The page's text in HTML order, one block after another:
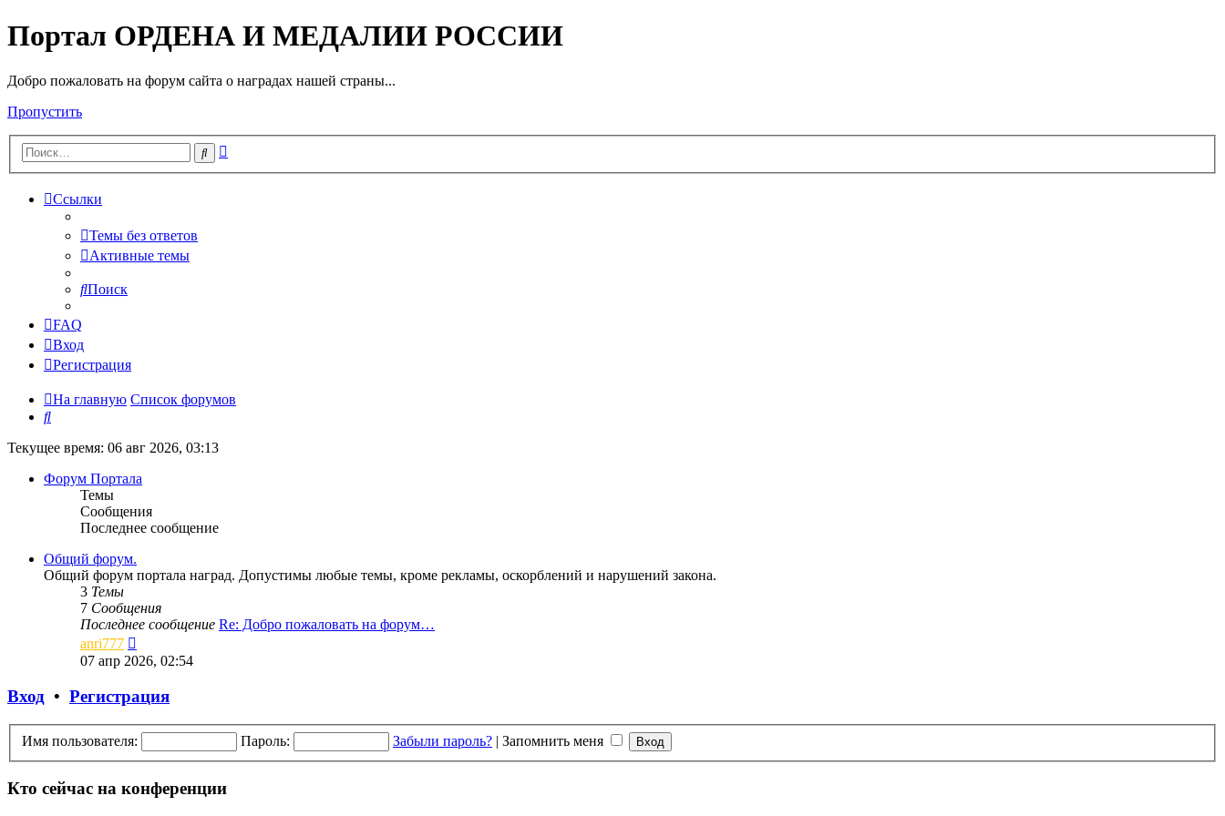
Портал ОРДЕНА И МЕДАЛИИ РОССИИ
Добро пожаловать на форум сайта о наградах нашей страны...
Пропустить
Поиск
Ссылки
Темы без ответов
Активные темы
Поиск
FAQ
Вход
Регистрация
На главную Список форумов
Поиск
Текущее время: 06 авг 2026, 03:13
Форум Портала
Темы
Сообщения
Последнее сообщение
Общий форум.
Общий форум портала наград. Допустимы любые темы, кроме рекламы, оскорблений и нарушений закона.
3 Темы
7 Сообщения
Последнее сообщение Re: Добро пожаловать на форум…
anri777
к
07 апр 2026, 02:54
Вход • Регистрация
Имя пользователя: Пароль: Забыли пароль? | Запомнить меня
Кто сейчас на конференции